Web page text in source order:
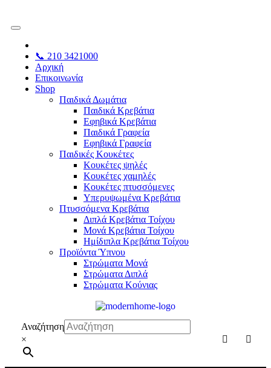
📞 210 3421000
Αρχική
Επικοινωνία
Shop
Παιδικά Δωμάτια
Παιδικά Κρεβάτια
Εφηβικά Κρεβάτια
Παιδικά Γραφεία
Εφηβικά Γραφεία
Παιδικές Κουκέτες
Κουκέτες ψηλές
Κουκέτες χαμηλές
Κουκέτες πτυσσόμενες
Υπερυψωμένα Κρεβάτια
Πτυσσόμενα Κρεβάτια
Διπλά Κρεβάτια Τοίχου
Μονά Κρεβάτια Τοίχου
Ημίδιπλα Κρεβάτια Τοίχου
Προϊόντα Ύπνου
Στρώματα Μονά
Στρώματα Διπλά
Στρώματα Κούνιας
Αναζήτηση
×